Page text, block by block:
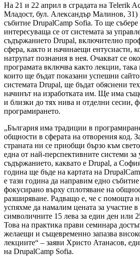
На 21 и 22 април в сградата на Telerik
Младост, бул. Александър Малинов, 31)
събитие DrupalCamp Sofia. То ще събере
интересуваща се от системата за
съдържанието Drupal, включително
сфера, както и начинаещи ентусиасти,
натрупат познания в нея. Очакват се
програмата включва както лекции, така
които ще бъдат показани успешни
системата Drupal, ще бъдат обяснени
начинът на изработката им. Ще има
и близки до тях нива и отделни сесии,
програмирането.
„България има традиции в
общности в сферата на отворения код.
страната ни се приобщи бързо към
една от най-перспективните системи за
съдържанието, каквато е Drupal, а
година ще бъде на картата на
е тази година да направим едно
фокусирано върху сплотяване на
разширяване. Радващо е, че с помощта
успяхме да намалим цената за участие
символичните 15 лева за един ден или
Това на практика прави семинара
желаещи и същевременно запазва
лекциите“ – заяви Христо Атанасов,
на DrupalCamp Sofia.